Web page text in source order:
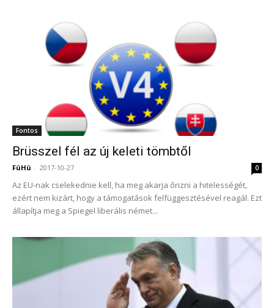
Fontos
Brüsszel fél az új keleti tömbtől
FüHü - 2017-10-27 0
Az EU-nak cselekednie kell, ha meg akarja őrizni a hitelességét,
ezért nem kizárt, hogy a támogatások felfüggesztésével reagál. Ezt
állapítja meg a Spiegel liberális német...